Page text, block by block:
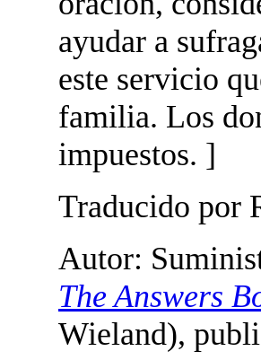
ayudar a
este servicio
familia. Los
impuestos. ]
Traducido por
Autor:
The Answers
Wieland),